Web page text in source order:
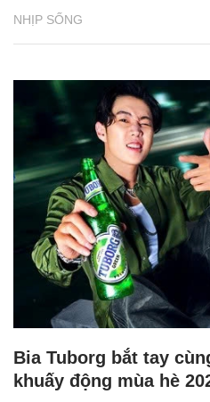
NHỊP SỐNG
Bia Tuborg bắt tay
khuấy động mùa hè